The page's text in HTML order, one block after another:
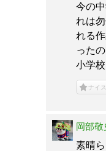
今の
れは
れる
った
小学
ナイス
岡部敬
素晴